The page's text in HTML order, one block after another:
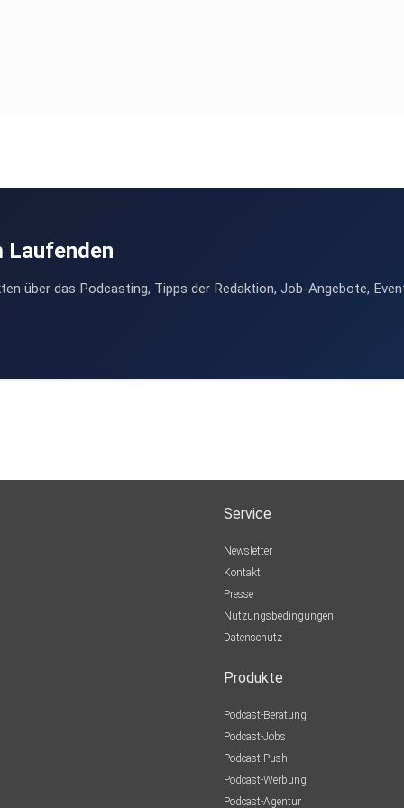
Laufenden
über das Podcasting, Tipps der Redaktion, Job-Angebote,
Service
Newsletter
Kontakt
Presse
Nutzungsbedingungen
Datenschutz
Produkte
Podcast-Beratung
Podcast-Jobs
Podcast-Push
Podcast-Werbung
Podcast-Agentur